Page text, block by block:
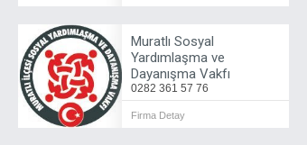
Muratlı Sosyal
Yardımlaşma ve
Dayanışma Vakfı
0282 361 57 76
Firma Detay